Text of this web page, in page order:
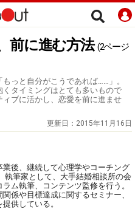
前に進む方法 (2ページ
っと自分がこうであれば……」。
タイミングはとても多いもので
ブに活かし、恋愛を前に進ませ
更新日： 2015年11月16日
後、継続して心理学やコーチング
執筆家として、大手結婚相談所の会
ム執筆、コンテンツ監修を行う。
係や目標達成に関するセミナー、
供している。